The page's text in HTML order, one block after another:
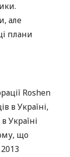
але
плани
Roshen
в Україні,
Україні
що